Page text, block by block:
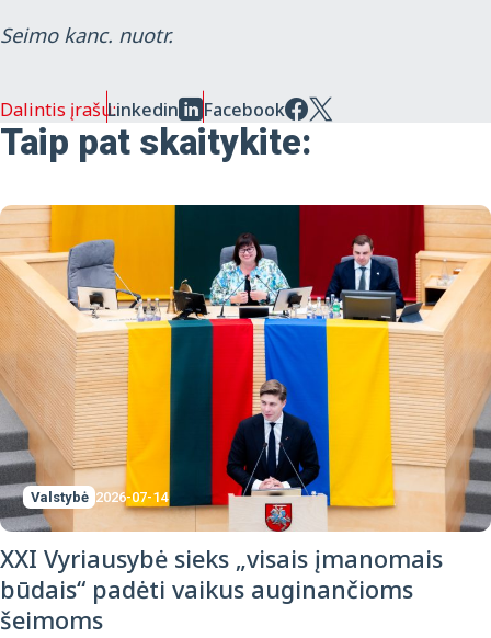
Seimo kanc. nuotr.
Dalintis įrašu:Linkedin Facebook
Taip pat skaitykite:
Valstybė 2026-07-14
XXI Vyriausybė sieks „visais įmanomais
būdais“ padėti vaikus auginančioms
šeimoms